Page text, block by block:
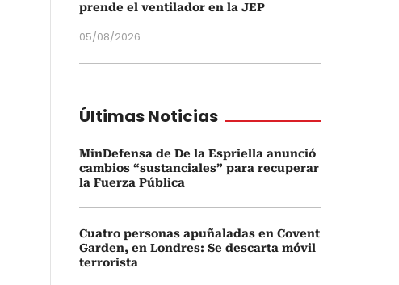
prende el ventilador en la JEP
05/08/2026
Últimas Noticias
MinDefensa de De la Espriella anunció
cambios “sustanciales” para recuperar
la Fuerza Pública
Cuatro personas apuñaladas en Covent
Garden, en Londres: Se descarta móvil
terrorista